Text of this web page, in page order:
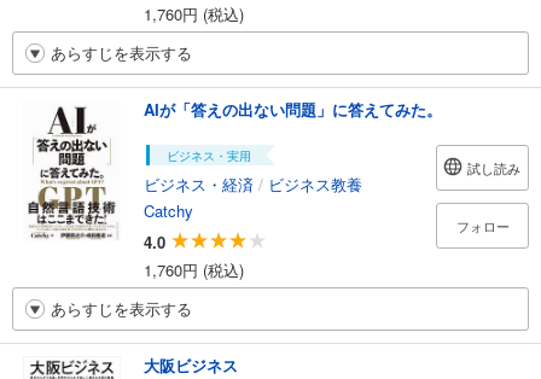
1,760円 (税込)
あらすじを表示する
AIが「答えの出ない問題」に答えてみた。
ビジネス・実用
ビジネス・経済 / ビジネス教養
Catchy
4.0
1,760円 (税込)
試し読み
フォロー
あらすじを表示する
大阪ビジネス